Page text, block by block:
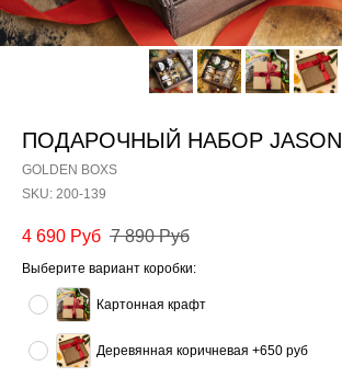
ПОДАРОЧНЫЙ НАБОР JASON
GOLDEN BOXS
SKU: 200-139
4 690 Руб 7 890 Руб
Выберите вариант коробки:
Картонная крафт
Деревянная коричневая +650 руб